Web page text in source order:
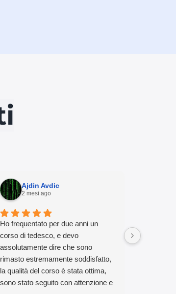
Ajdin Avdic
2 mesi ago
Ho frequentato per due anni un
corso di tedesco, e devo
assolutamente dire che sono
rimasto estremamente soddisfatto,
la qualità del corso è stata ottima,
sono stato seguito con attenzione e
docenti